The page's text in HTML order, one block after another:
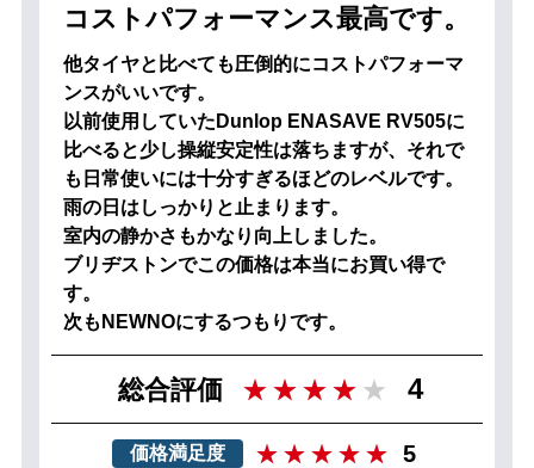
コストパフォーマンス最高です。
他タイヤと比べても圧倒的にコストパフォーマ
ンスがいいです。
以前使用していたDunlop ENASAVE RV505に
比べると少し操縦安定性は落ちますが、それで
も日常使いには十分すぎるほどのレベルです。
雨の日はしっかりと止まります。
室内の静かさもかなり向上しました。
ブリヂストンでこの価格は本当にお買い得で
す。
次もNEWNOにするつもりです。
総合評価 4
価格満足度 5